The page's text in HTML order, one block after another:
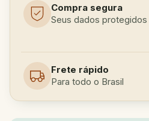
Compra segura
Seus dados protegidos
Frete rápido
Para todo o Brasil